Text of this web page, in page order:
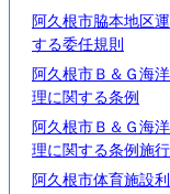
阿久根市脇本地区
する委任規則
阿久根市Ｂ＆Ｇ海
理に関する条例
阿久根市Ｂ＆Ｇ海
理に関する条例施
阿久根市体育施設